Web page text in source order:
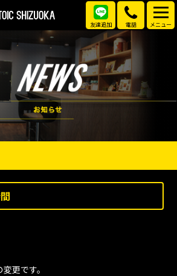
友達追加 電話 メニュー
間
更です。